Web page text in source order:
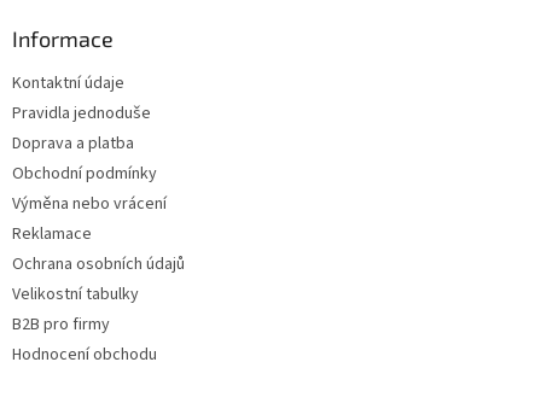
Informace
Kontaktní údaje
Pravidla jednoduše
Doprava a platba
Obchodní podmínky
Výměna nebo vrácení
Reklamace
Ochrana osobních údajů
Velikostní tabulky
B2B pro firmy
Hodnocení obchodu